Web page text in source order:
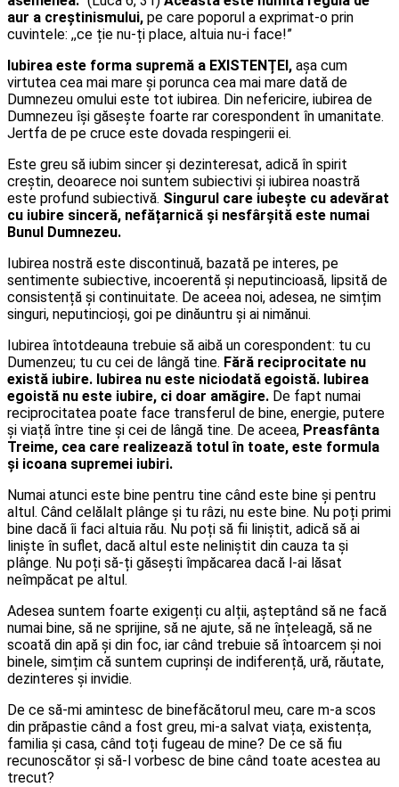
aur a creștinismului, pe care poporul a exprimat-o prin
cuvintele: ,,ce ție nu-ți place, altuia nu-i face!”
Iubirea este forma supremă a EXISTENȚEI, așa cum
virtutea cea mai mare și porunca cea mai mare dată de
Dumnezeu omului este tot iubirea. Din nefericire, iubirea de
Dumnezeu își găsește foarte rar corespondent în umanitate.
Jertfa de pe cruce este dovada respingerii ei.
Este greu să iubim sincer și dezinteresat, adică în spirit
creștin, deoarece noi suntem subiectivi și iubirea noastră
este profund subiectivă. Singurul care iubește cu adevărat
cu iubire sinceră, nefățarnică și nesfârșită este numai
Bunul Dumnezeu.
Iubirea nostră este discontinuă, bazată pe interes, pe
sentimente subiective, incoerentă și neputincioasă, lipsită de
consistență și continuitate. De aceea noi, adesea, ne simțim
singuri, neputincioși, goi pe dinăuntru și ai nimănui.
Iubirea întotdeauna trebuie să aibă un corespondent: tu cu
Dumenzeu; tu cu cei de lângă tine. Fără reciprocitate nu
există iubire. Iubirea nu este niciodată egoistă. Iubirea
egoistă nu este iubire, ci doar amăgire. De fapt numai
reciprocitatea poate face transferul de bine, energie, putere
și viață între tine și cei de lângă tine. De aceea, Preasfânta
Treime, cea care realizează totul în toate, este formula
și icoana supremei iubiri.
Numai atunci este bine pentru tine când este bine și pentru
altul. Când celălalt plânge și tu râzi, nu este bine. Nu poți primi
bine dacă îi faci altuia rău. Nu poți să fii liniștit, adică să ai
liniște în suflet, dacă altul este neliniștit din cauza ta și
plânge. Nu poți să-ți găsești împăcarea dacă l-ai lăsat
neîmpăcat pe altul.
Adesea suntem foarte exigenți cu alții, așteptând să ne facă
numai bine, să ne sprijine, să ne ajute, să ne înțeleagă, să ne
scoată din apă și din foc, iar când trebuie să întoarcem și noi
binele, simțim că suntem cuprinși de indiferență, ură, răutate,
dezinteres și invidie.
De ce să-mi amintesc de binefăcătorul meu, care m-a scos
din prăpastie când a fost greu, mi-a salvat viața, existența,
familia și casa, când toți fugeau de mine? De ce să fiu
recunoscător și să-l vorbesc de bine când toate acestea au
trecut?